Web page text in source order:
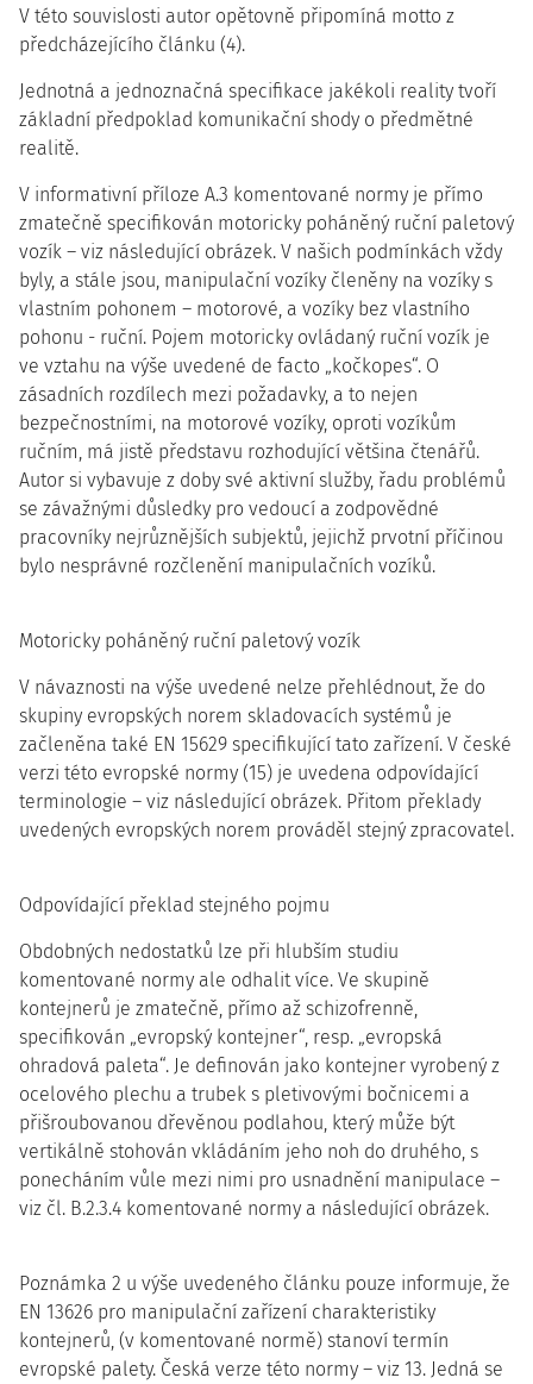
V této souvislosti autor opětovně připomíná motto z
předcházejícího článku (4).
Jednotná a jednoznačná specifikace jakékoli reality tvoří
základní předpoklad komunikační shody o předmětné
realitě.
V informativní příloze A.3 komentované normy je přímo
zmatečně specifikován motoricky poháněný ruční paletový
vozík – viz následující obrázek. V našich podmínkách vždy
byly, a stále jsou, manipulační vozíky členěny na vozíky s
vlastním pohonem – motorové, a vozíky bez vlastního
pohonu - ruční. Pojem motoricky ovládaný ruční vozík je
ve vztahu na výše uvedené de facto „kočkopes“. O
zásadních rozdílech mezi požadavky, a to nejen
bezpečnostními, na motorové vozíky, oproti vozíkům
ručním, má jistě představu rozhodující většina čtenářů.
Autor si vybavuje z doby své aktivní služby, řadu problémů
se závažnými důsledky pro vedoucí a zodpovědné
pracovníky nejrůznějších subjektů, jejichž prvotní příčinou
bylo nesprávné rozčlenění manipulačních vozíků.
Motoricky poháněný ruční paletový vozík
V návaznosti na výše uvedené nelze přehlédnout, že do
skupiny evropských norem skladovacích systémů je
začleněna také EN 15629 specifikující tato zařízení. V české
verzi této evropské normy (15) je uvedena odpovídající
terminologie – viz následující obrázek. Přitom překlady
uvedených evropských norem prováděl stejný zpracovatel.
Odpovídající překlad stejného pojmu
Obdobných nedostatků lze při hlubším studiu
komentované normy ale odhalit více. Ve skupině
kontejnerů je zmatečně, přímo až schizofrenně,
specifikován „evropský kontejner“, resp. „evropská
ohradová paleta“. Je definován jako kontejner vyrobený z
ocelového plechu a trubek s pletivovými bočnicemi a
přišroubovanou dřevěnou podlahou, který může být
vertikálně stohován vkládáním jeho noh do druhého, s
ponecháním vůle mezi nimi pro usnadnění manipulace –
viz čl. B.2.3.4 komentované normy a následující obrázek.
Poznámka 2 u výše uvedeného článku pouze informuje, že
EN 13626 pro manipulační zařízení charakteristiky
kontejnerů, (v komentované normě) stanoví termín
evropské palety. Česká verze této normy – viz 13. Jedná se